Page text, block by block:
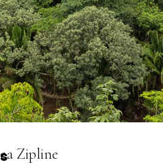
Zipline